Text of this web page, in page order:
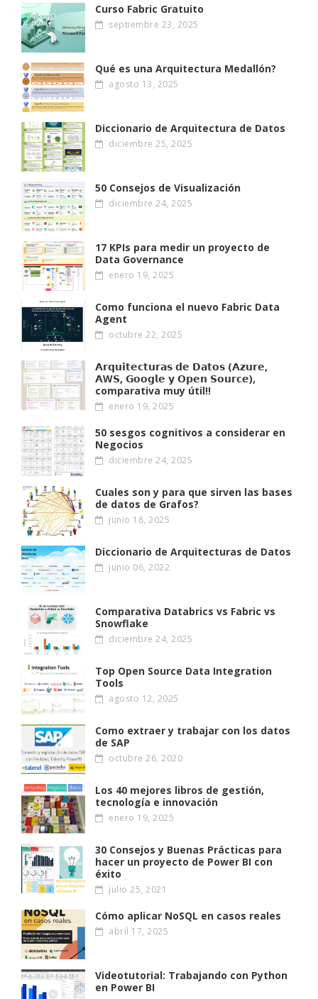
Curso Fabric Gratuito
septiembre 23, 2025
Qué es una Arquitectura Medallón?
agosto 13, 2025
Diccionario de Arquitectura de Datos
diciembre 25, 2025
50 Consejos de Visualización
diciembre 24, 2025
17 KPIs para medir un proyecto de
Data Governance
enero 19, 2025
Como funciona el nuevo Fabric Data
Agent
octubre 22, 2025
𝗔𝗿𝗾𝘂𝗶𝘁𝗲𝗰𝘁𝘂𝗿𝗮𝘀 𝗱𝗲 𝗗𝗮𝘁𝗼𝘀 (𝗔𝘇𝘂𝗿𝗲,
𝗔W𝗦, 𝗚𝗼𝗼𝗴𝗹𝗲 𝘆 𝗢𝗽𝗲𝗻 𝗦𝗼𝘂𝗿𝗰𝗲),
comparativa muy útil!!
enero 19, 2025
50 sesgos cognitivos a considerar en
Negocios
diciembre 24, 2025
Cuales son y para que sirven las bases
de datos de Grafos?
junio 18, 2025
Diccionario de Arquitecturas de Datos
junio 06, 2022
Comparativa Databrics vs Fabric vs
Snowflake
diciembre 24, 2025
Top Open Source Data Integration
Tools
agosto 12, 2025
Como extraer y trabajar con los datos
de SAP
octubre 26, 2020
Los 40 mejores libros de gestión,
tecnología e innovación
enero 19, 2025
30 Consejos y Buenas Prácticas para
hacer un proyecto de Power BI con
éxito
julio 25, 2021
Cómo aplicar NoSQL en casos reales
abril 17, 2025
Videotutorial: Trabajando con Python
en Power BI